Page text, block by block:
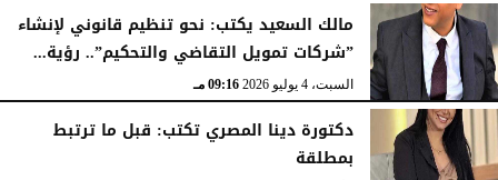
مالك السعيد يكتب: نحو تنظيم قانوني لإنشاء
”شركات تمويل التقاضي والتحكيم”.. رؤية...
السبت، 4 يوليو 2026 09:16 مـ
دكتورة دينا المصري تكتب: قبل ما ترتبط
بمطلقة